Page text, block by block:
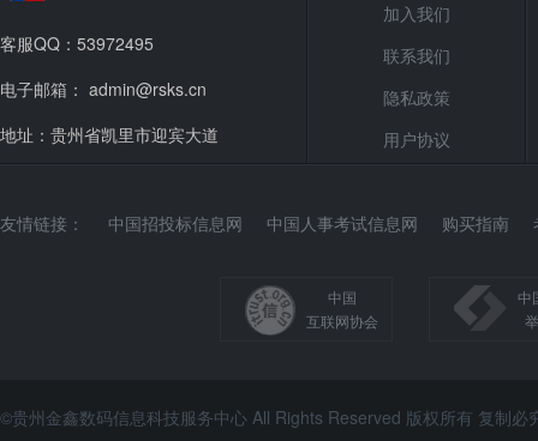
客服QQ：53972495
电子邮箱： admin@rsks.cn
地址：贵州省凯里市迎宾大道
加入我们
联系我们
隐私政策
用户协议
友情链接： 中国招投标信息网 中国人事考试信息网 购买指南
中国
互联网协会
中
©贵州金鑫数码信息科技服务中心 All Rights Reserved 版权所有 复制必